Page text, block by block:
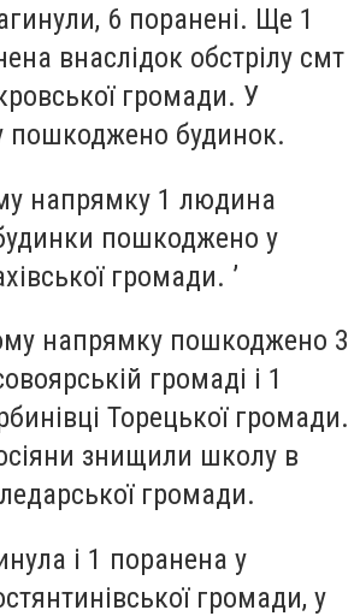
6 поранені. Ще 1
внаслідок обстрілу смт
громади. У
пошкоджено будинок.
напрямку 1 людина
пошкоджено у
громади. ʼ
напрямку пошкоджено 3
громаді і 1
Торецької громади.
знищили школу в
громади.
і 1 поранена у
громади, у